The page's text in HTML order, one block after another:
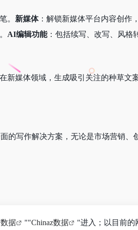
。 新媒体：解锁新媒体平台内容创作
AI编辑功能：包括续写、改写、风格
新媒体领域，生成吸引关注的种草文
的写作解决方案，无论是市场营销、
据 ""Chinaz数据
"进入；以目前的